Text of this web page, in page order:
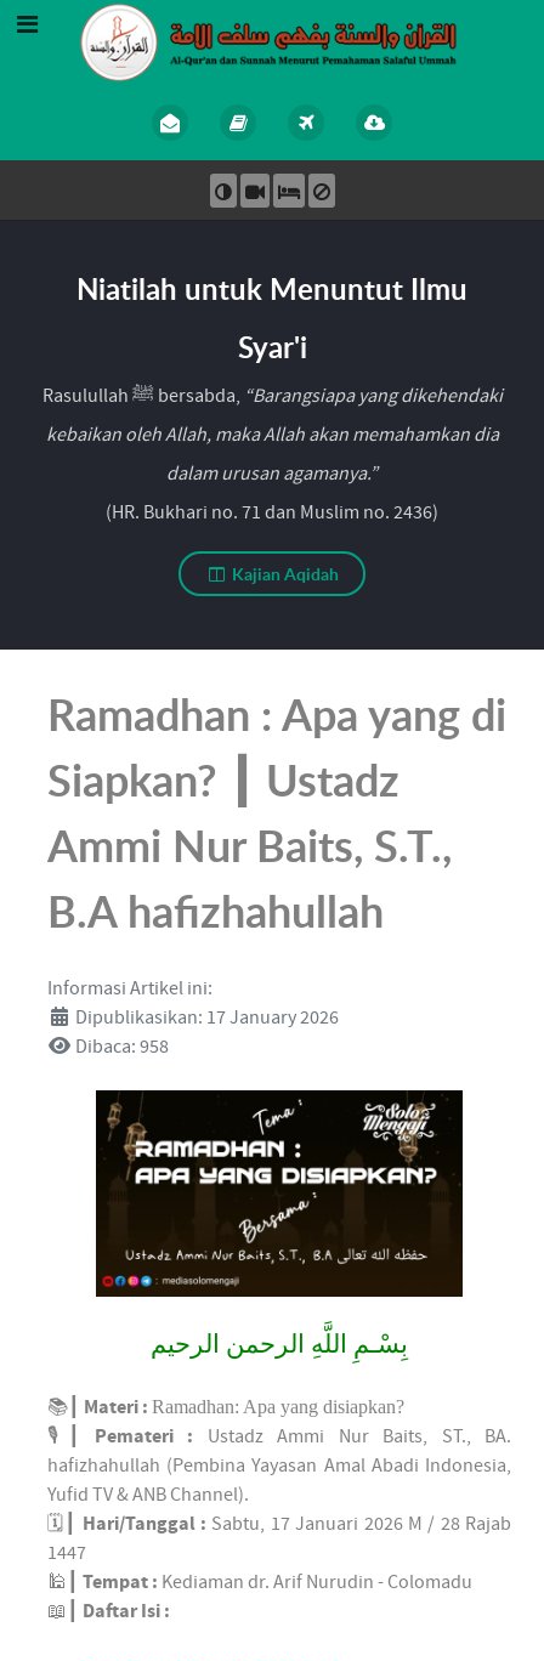
Niatilah untuk Menuntut Ilmu
Syar'i
Rasulullah ﷺ bersabda, “Barangsiapa yang dikehendaki
kebaikan oleh Allah, maka Allah akan memahamkan dia
dalam urusan agamanya.”
(HR. Bukhari no. 71 dan Muslim no. 2436)
Kajian Aqidah
Ramadhan : Apa yang di
Siapkan? ┃ Ustadz
Ammi Nur Baits, S.T.,
B.A hafizhahullah
Informasi Artikel ini:
Dipublikasikan: 17 January 2026
Dibaca: 958
بِسْـمِ اللَّهِ الرحمن الرحيم
📚┃ Materi : Ramadhan: Apa yang disiapkan?
🎙┃ Pemateri : Ustadz Ammi Nur Baits, ST., BA.
hafizhahullah (Pembina Yayasan Amal Abadi Indonesia,
Yufid TV & ANB Channel).
🗓️┃
Hari/Tanggal : Sabtu, 17 Januari 2026 M / 28 Rajab
1447
🕌┃
Tempat : Kediaman dr. Arif Nurudin - Colomadu
📖┃
Daftar Isi :